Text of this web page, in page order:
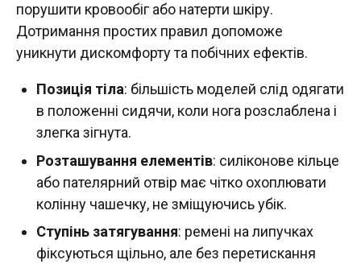
порушити кровообіг або натерти шкіру.
Дотримання простих правил допоможе
уникнути дискомфорту та побічних ефектів.
Позиція тіла: більшість моделей слід одягати
в положенні сидячи, коли нога розслаблена і
злегка зігнута.
Розташування елементів: силіконове кільце
або пателярний отвір має чітко охоплювати
колінну чашечку, не зміщуючись убік.
Ступінь затягування: ремені на липучках
фіксуються щільно, але без перетискання